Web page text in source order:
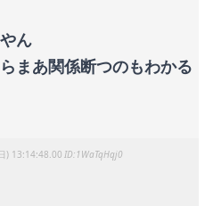
ん
まあ関係断つのもわかる
) 13:14:48.00 1WaTqHqj0